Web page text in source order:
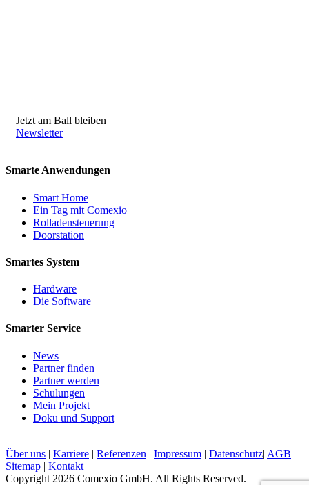
Jetzt am Ball bleiben
Newsletter
Smarte Anwendungen
Smart Home
Ein Tag mit Comexio
Rolladensteuerung
Doorstation
Smartes System
Hardware
Die Software
Smarter Service
News
Partner finden
Partner werden
Schulungen
Mein Projekt
Doku und Support
Über uns | Karriere | Referenzen | Impressum | Datenschutz| AGB |
Sitemap | Kontakt
Copyright 2026 Comexio GmbH. All Rights Reserved.